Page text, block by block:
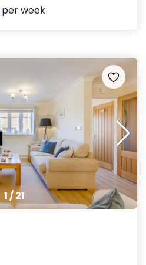
per week
1/21